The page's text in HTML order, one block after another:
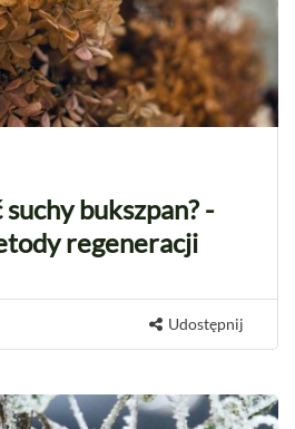
bukszpan? -
regeneracji
Udostępnij